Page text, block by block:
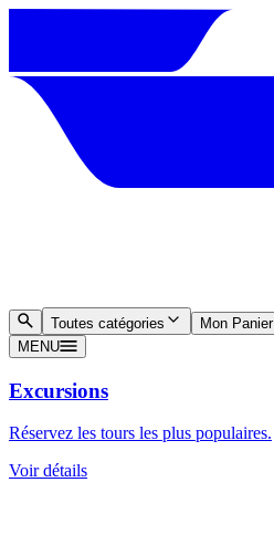
Toutes catégories Mon Panier
MENU
Excursions
Réservez les tours les plus populaires.
Voir détails